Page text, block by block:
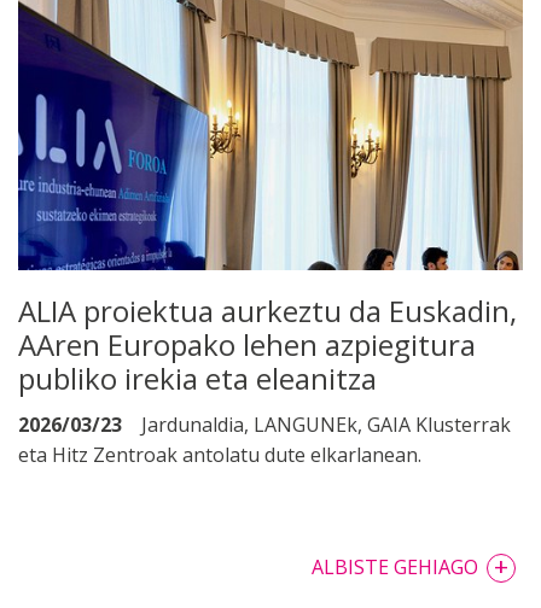
ALIA proiektua aurkeztu da Euskadin,
AAren Europako lehen azpiegitura
publiko irekia eta eleanitza
2026/03/23
Jardunaldia, LANGUNEk, GAIA Klusterrak
eta Hitz Zentroak antolatu dute elkarlanean.
ALBISTE GEHIAGO +